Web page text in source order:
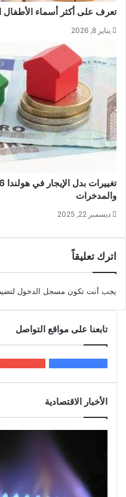
تعرف على أكثر أسماء الأطفال
يناير 8, 2026
والمدخرات
ديسمبر 22, 2025
اترك تعليقاً
يجب أنت تكون مسجل الدخول
تابعنا على مواقع التواصل
الأخبار الاقتصادية